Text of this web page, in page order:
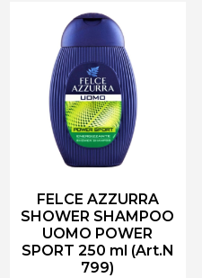
FELCE AZZURRA
SHOWER SHAMPOO
UOMO POWER
SPORT 250 ml (Art.N
799)